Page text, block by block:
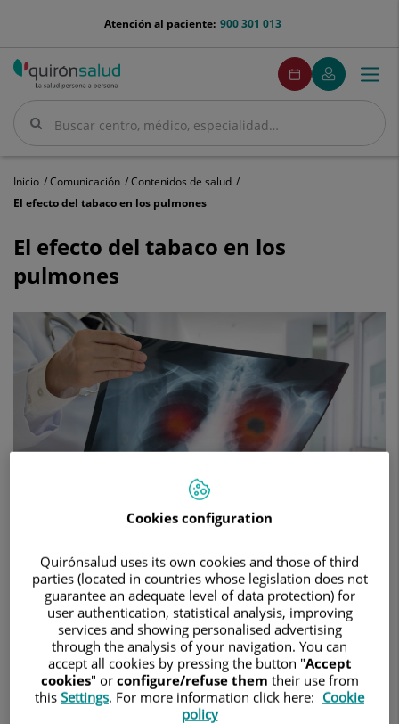
menu-
900 301 013
Atención al paciente:
Buscar
Buscar
menuPedirCita
Pedir
cita
Mi
Quirónsalud
Menú
Inicio Comunicación
Contenidos de salud
El efecto del tabaco en los pulmones
efecto
del
tabaco
en
los
pulmones
El efecto del tabaco en los
pulmones
28 de mayo de 2024
HOSPITAL UNIVERSITARI SAGRAT COR NEUMOLOGÍA
Con motivo de la Semana Mundial Sin Tabaco, a lo largo de la
semana hablamos con distintos doctores del Hospital
Universitari Sagrat Cor sobre los riesgos del tabaco. Lo
haremos desde diversas especialidades: neumología,
Cookies configuration
Quirónsalud uses its own cookies and those of third
parties (located in countries whose legislation does not
guarantee an adequate level of data protection) for
user authentication, statistical analysis, improving
services and showing personalised advertising
through the analysis of your navigation. You can
accept all cookies by pressing the button "Accept
cookies" or configure/refuse them their use from
this Settings. For more information click here: Cookie
policy